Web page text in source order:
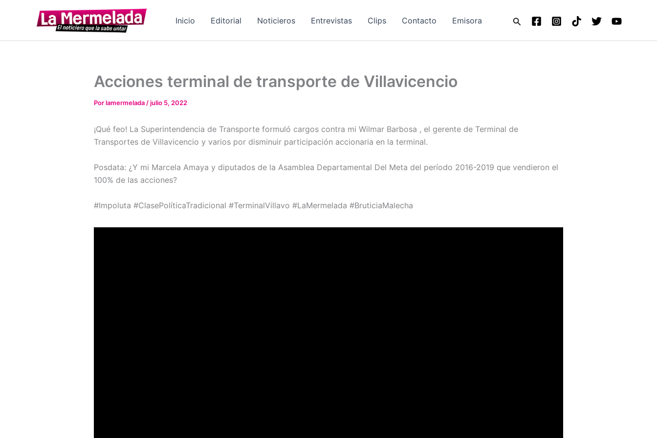
Inicio Editorial Noticieros Entrevistas Clips Contacto Emisora Buscar
Acciones terminal de transporte de Villavicencio
Porlamermelada/julio 5, 2022
¡Qué feo! La Superintendencia de Transporte formuló cargos contra mi Wilmar Barbosa , el gerente de Terminal de
Transportes de Villavicencio y varios por disminuir participación accionaria en la terminal.
Posdata: ¿Y mi Marcela Amaya y diputados de la Asamblea Departamental Del Meta del período 2016-2019 que vendieron el
100% de las acciones?
#Impoluta #ClasePolíticaTradicional #TerminalVillavo #LaMermelada #BruticiaMalecha